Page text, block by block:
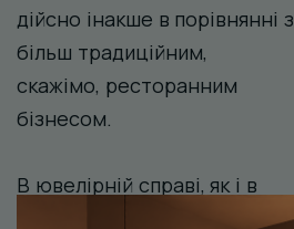
дійсно інакше в порівнянні з
більш традиційним,
скажімо, ресторанним
бізнесом.
В ювелірній справі, як і в